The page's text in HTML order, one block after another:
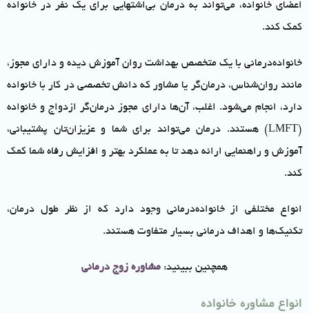
اعضای خانواده، می‌تواند به درمان بی‌اشتهایی برای یک نفر در خانواده
کمک کند.
خانواده‌درمانی با یک متخصص بهداشت روان آموزش دیده و دارای مجوز،
مانند روان‌شناس، درمان‌گر یا مشاور که دانش تخصصی در کار با خانواده
دارد، انجام می‌شود. اغلب، آن‌ها دارای مجوز درمان‌گر ازدواج و خانواده
(LMFT) هستند. درمان می‌تواند برای شما و عزیزان‌تان پشتیبانی،
آموزش و راهنمایی ارائه دهد تا به عملکرد بهتر و افزایش رفاه شما کمک
کند.
انواع مختلفی از خانواده‌درمانی وجود دارد که از نظر طول درمان،
تکنیک‌ها و اهداف درمانی بسیار متفاوت هستند.
همچنین ببینید: مشاوره زوج درمانی
انواع مشاوره خانواده